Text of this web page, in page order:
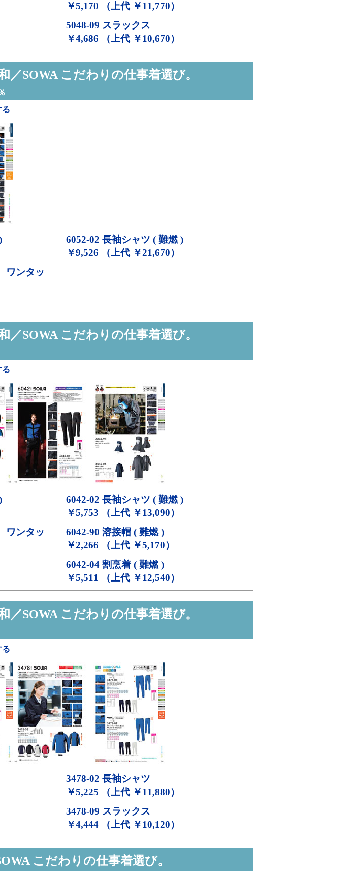
￥5,170 （上代 ￥11,770）
5048-09 スラックス
￥4,686 （上代 ￥10,670）
／SOWA こだわりの仕事着選び。
る
6052-02 長袖シャツ ( 難燃 )
￥9,526 （上代 ￥21,670）
ワンタッ
／SOWA こだわりの仕事着選び。
る
6042-02 長袖シャツ ( 難燃 )
￥5,753 （上代 ￥13,090）
ワンタッ
6042-90 溶接帽 ( 難燃 )
￥2,266 （上代 ￥5,170）
6042-04 割烹着 ( 難燃 )
￥5,511 （上代 ￥12,540）
／SOWA こだわりの仕事着選び。
る
3478-02 長袖シャツ
￥5,225 （上代 ￥11,880）
3478-09 スラックス
￥4,444 （上代 ￥10,120）
こだわりの仕事着選び。